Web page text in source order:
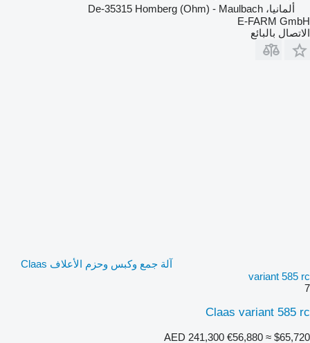
ألمانيا، De-35315 Homberg (Ohm) - Maulbach
E-FARM GmbH
الاتصال بالبائع
آلة جمع وكبس وحزم الأعلاف Claas
variant 585 rc
7
Claas variant 585 rc
AED 241,300 €56,880 ≈ $65,720